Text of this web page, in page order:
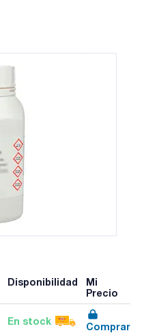
Disponibilidad
Mi
Precio
En stock Comprar